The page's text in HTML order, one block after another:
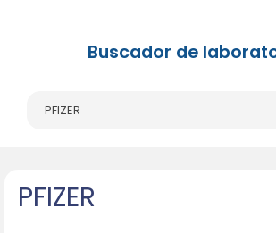
Buscador de
PFIZER